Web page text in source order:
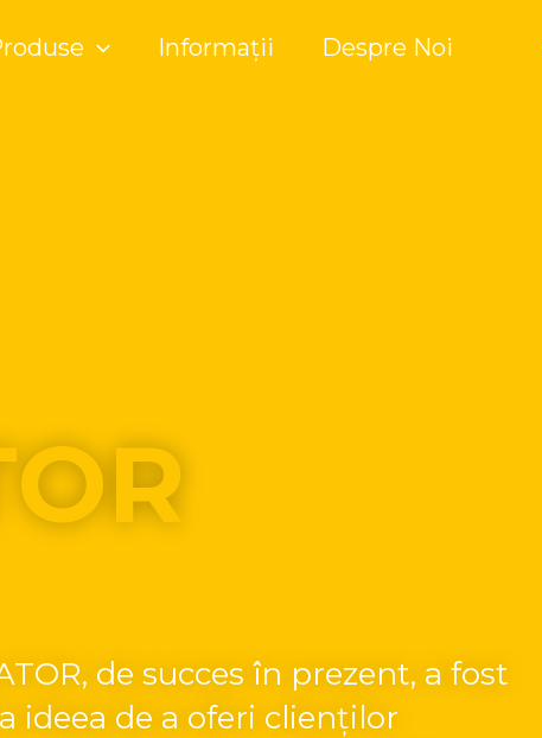
Informații Despre Noi
de succes în prezent, a fost
ideea de a oferi clienților